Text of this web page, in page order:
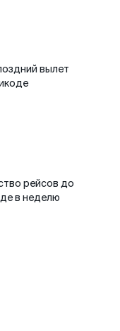
вылет
рейсов до
в неделю